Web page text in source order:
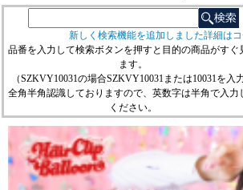
新しく検索機能を追加しました詳細はコ
品番を入力して検索ボタンを押すと目的の商品がすぐ
ます。
（SZKVY10031の場合SZKVY10031または10031を入力
全角半角認識しておりますので、英数字は半角で入力
ください。